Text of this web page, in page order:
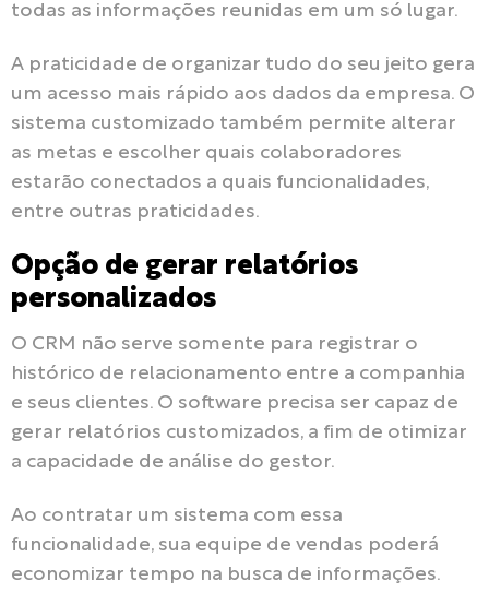
todas as informações reunidas em um só lugar.
A praticidade de organizar tudo do seu jeito gera
um acesso mais rápido aos dados da empresa. O
sistema customizado também permite alterar
as metas e escolher quais colaboradores
estarão conectados a quais funcionalidades,
entre outras praticidades.
Opção de gerar relatórios
personalizados
O CRM não serve somente para registrar o
histórico de relacionamento entre a companhia
e seus clientes. O software precisa ser capaz de
gerar relatórios customizados, a fim de otimizar
a capacidade de análise do gestor.
Ao contratar um sistema com essa
funcionalidade, sua equipe de vendas poderá
economizar tempo na busca de informações.